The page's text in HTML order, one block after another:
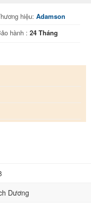
hiệu:Adamson
hành :24 Tháng
Dương